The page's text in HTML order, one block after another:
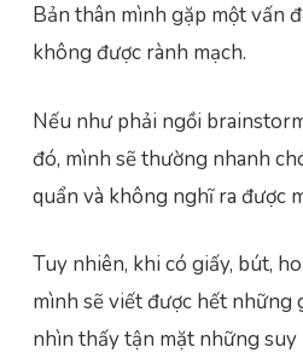
Bản thân mình gặp một vấn
không được rành mạch.
Nếu như phải ngồi
đó, mình sẽ thường nhanh
quẩn và không nghĩ ra được
Tuy nhiên, khi có giấy, bút,
mình sẽ viết được hết những
nhìn thấy tận mặt những